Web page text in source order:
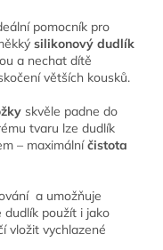
pomocník pro
silikonový dudlík
a nechat dítě
větších kousků.
skvěle padne do
tvaru lze dudlík
– maximálníčistota
a umožňuje
dudlík použít i jako
vložit vychlazené